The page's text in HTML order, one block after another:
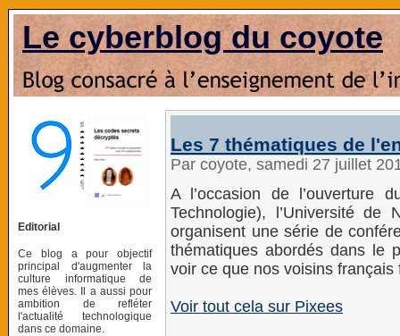
Le cyberblog du coyote
Editorial
Ce blog a pour objectif
principal d'augmenter la
culture informatique de
mes élèves. Il a aussi pour
ambition de refléter
l'actualité technologique
dans ce domaine.
Les 7 thématiques de
Par coyote, samedi 27 juillet
A l’occasion de l’ouverture
Technologie), l’Université
organisent une série de
thématiques abordés dans le
voir ce que nos voisins français
Voir tout cela sur Pixees